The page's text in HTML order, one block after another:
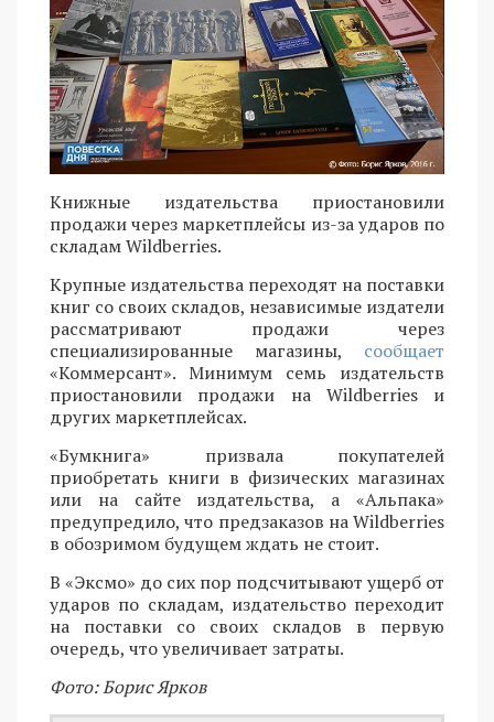
Книжные издательства приостановили
продажи через маркетплейсы из-за ударов по
складам Wildberries.
Крупные издательства переходят на поставки
книг со своих складов, независимые издатели
рассматривают продажи через
специализированные магазины, сообщает
«Коммерсант». Минимум семь издательств
приостановили продажи на Wildberries и
других маркетплейсах.
«Бумкнига» призвала покупателей
приобретать книги в физических магазинах
или на сайте издательства, а «Альпака»
предупредило, что предзаказов на Wildberries
в обозримом будущем ждать не стоит.
В «Эксмо» до сих пор подсчитывают ущерб от
ударов по складам, издательство переходит
на поставки со своих складов в первую
очередь, что увеличивает затраты.
Фото: Борис Ярков